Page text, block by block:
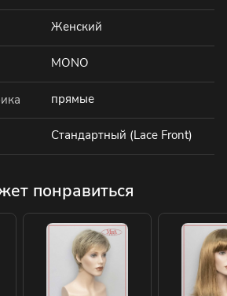
Женский
MONO
прямые
Стандартный (Lace Front)
понравиться